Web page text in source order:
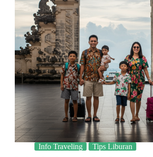
Info Traveling
Tips Liburan